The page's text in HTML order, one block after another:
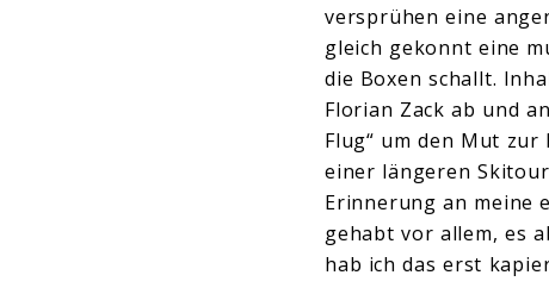
versprühen eine
gleich gekonnt eine
die Boxen schallt.
Florian Zack ab und
Flug“ um den Mut zur
einer längeren
Erinnerung an meine
gehabt vor allem, es
hab ich das erst